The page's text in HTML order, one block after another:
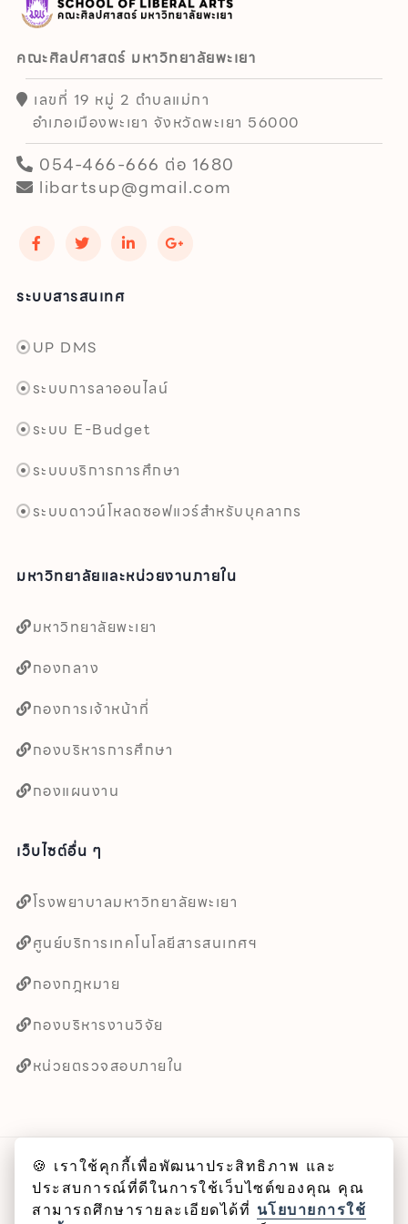
คณะศิลปศาสตร์ มหาวิทยาลัยพะเยา
เลขที่ 19 หมู่ 2 ตำบลแม่กา
อำเภอเมืองพะเยา จังหวัดพะเยา 56000
054-466-666 ต่อ 1680
libartsup@gmail.com
ระบบสารสนเทศ
UP DMS
ระบบการลาออนไลน์
ระบบ E-Budget
ระบบบริการการศึกษา
ระบบดาวน์โหลดซอฟแวร์สำหรับบุคลากร
มหาวิทยาลัยและหน่วยงานภายใน
มหาวิทยาลัยพะเยา
กองกลาง
กองการเจ้าหน้าที่
กองบริหารการศึกษา
กองแผนงาน
เว็บไซต์อื่น ๆ
โรงพยาบาลมหาวิทยาลัยพะเยา
ศูนย์บริการเทคโนโลยีสารสนเทศฯ
กองกฎหมาย
กองบริหารงานวิจัย
หน่วยตรวจสอบภายใน
ลิขสิทธิ์ © 2025 คณะศิลปศาสตร์ มหาวิทยาลัยพะเยา
🍪 เราใช้คุกกี้เพื่อพัฒนาประสิทธิภาพ และ
ประสบการณ์ที่ดีในการใช้เว็บไซต์ของคุณ คุณ
สามารถศึกษารายละเอียดได้ที่ นโยบายการใช้